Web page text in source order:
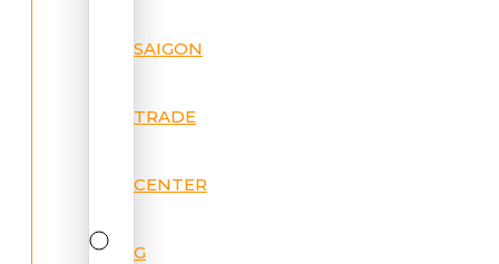
SAIGON
TRADE
CENTER
G